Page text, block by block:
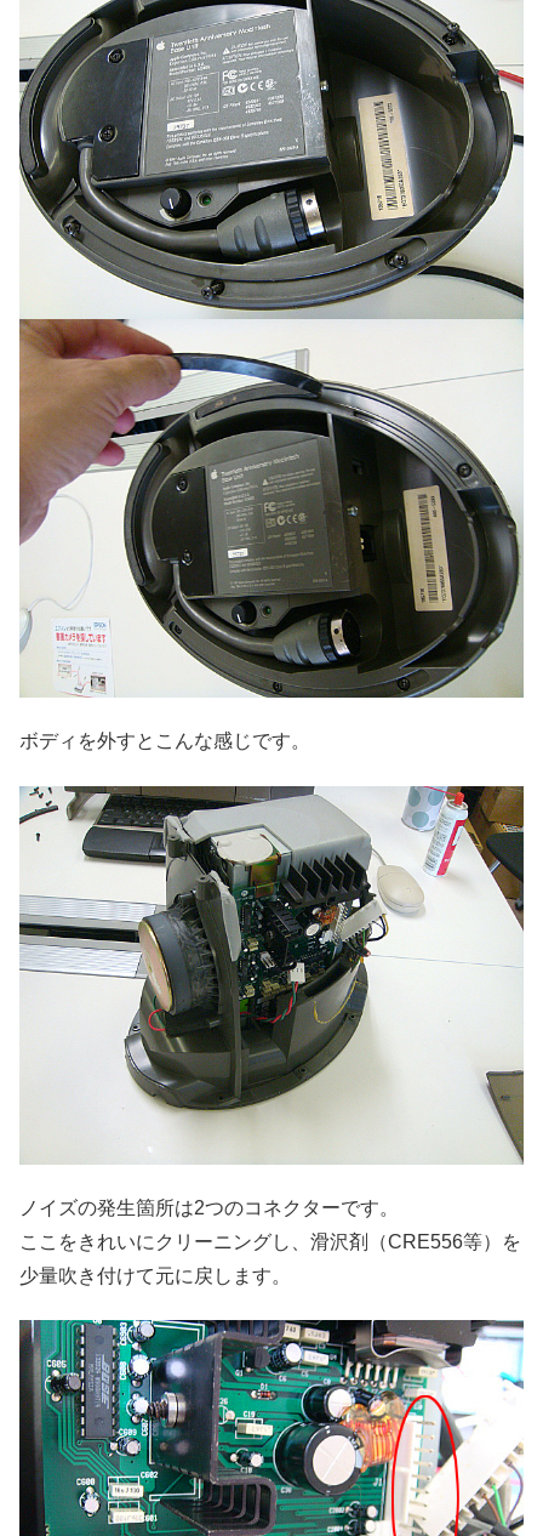
ボディを外すとこんな感じです。
ノイズの発生箇所は2つのコネクターです。
ここをきれいにクリーニングし、滑沢剤（CRE556等）を
少量吹き付けて元に戻します。